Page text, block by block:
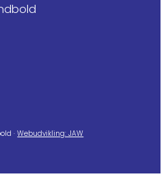
·Webudvikling: JAW